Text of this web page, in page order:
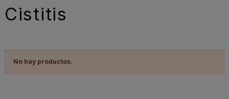
Cistitis
No hay productos.